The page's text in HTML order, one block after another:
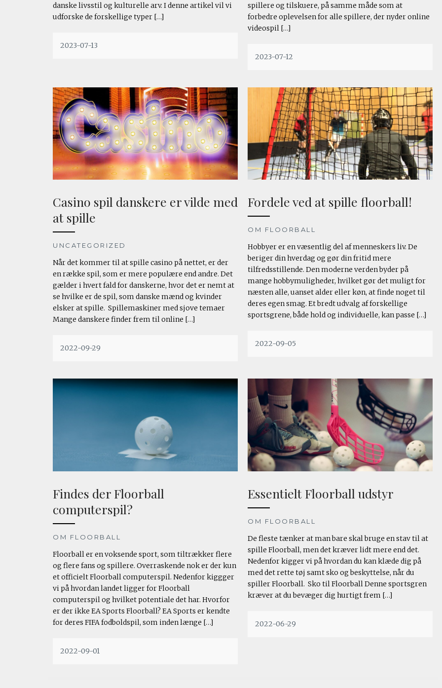
danske livsstil og kulturelle arv. I denne artikel vil vi
udforske de forskellige typer […]
2023-07-13
spillere og tilskuere, på samme måde som at
forbedre oplevelsen for alle spillere, der nyder online
videospil […]
2023-07-12
Casino spil danskere er vilde med
at spille
UNCATEGORIZED
Når det kommer til at spille casino på nettet, er der
en række spil, som er mere populære end andre. Det
gælder i hvert fald for danskerne, hvor det er nemt at
se hvilke er de spil, som danske mænd og kvinder
elsker at spille. Spillemaskiner med sjove temaer
Mange danskere finder frem til online […]
2022-09-29
Fordele ved at spille floorball!
OM FLOORBALL
Hobbyer er en væsentlig del af menneskers liv. De
beriger din hverdag og gør din fritid mere
tilfredsstillende. Den moderne verden byder på
mange hobbymuligheder, hvilket gør det muligt for
næsten alle, uanset alder eller køn, at finde noget til
deres egen smag. Et bredt udvalg af forskellige
sportsgrene, både hold og individuelle, kan passe […]
2022-09-05
Findes der Floorball
computerspil?
OM FLOORBALL
Floorball er en voksende sport, som tiltrækker flere
og flere fans og spillere. Overraskende nok er der kun
et officielt Floorball computerspil. Nedenfor kiggger
vi på hvordan landet ligger for Floorball
computerspil og hvilket potentiale det har. Hvorfor
er der ikke EA Sports Floorball? EA Sports er kendte
for deres FIFA fodboldspil, som inden længe […]
2022-09-01
Essentielt Floorball udstyr
OM FLOORBALL
De fleste tænker at man bare skal bruge en stav til at
spille Floorball, men det kræver lidt mere end det.
Nedenfor kigger vi på hvordan du kan klæde dig på
med det rette tøj samt sko og beskyttelse, når du
spiller Floorball. Sko til Floorball Denne sportsgren
kræver at du bevæger dig hurtigt frem […]
2022-06-29